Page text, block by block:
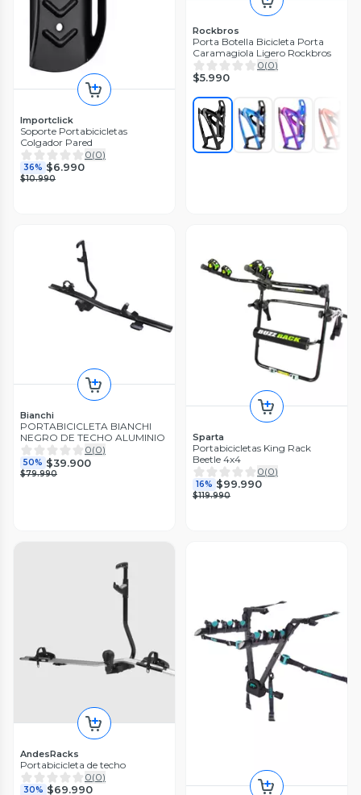
Importclick
Soporte Portabicicletas
Colgador Pared
0(0)
36% $6.990
$10.990
Rockbros
Porta Botella Bicicleta Porta
Caramagiola Ligero Rockbros
0(0)
$5.990
Bianchi
PORTABICICLETA BIANCHI
NEGRO DE TECHO ALUMINIO
0(0)
50% $39.900
$79.990
Sparta
Portabicicletas King Rack
Beetle 4x4
0(0)
16% $99.990
$119.990
AndesRacks
Portabicicleta de techo
0(0)
30% $69.990